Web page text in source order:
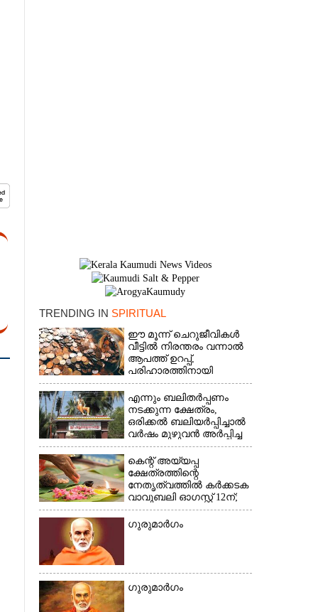
TRENDING IN SPIRITUAL
ഈ മൂന്ന് ചെറുജീവികൾ
വീട്ടിൽ നിരന്തരം വന്നാൽ
ആപത്ത് ഉറപ്പ്,​
പരിഹാരത്തിനായി
ചെയ്യേണ്ടത്
എന്നും ബലിതർപ്പണം
നടക്കുന്ന ക്ഷേത്രം,​
ഒരിക്കൽ ബലിയർപ്പിച്ചാൽ
വർഷം മുഴുവൻ അർപ്പിച്ച
പുണ്യം
കെന്റ് അയ്യപ്പ
ക്ഷേത്രത്തിന്റെ
നേതൃത്വത്തിൽ കർക്കടക
വാവുബലി ഓഗസ്റ്റ് 12ന്;
ഒരുക്കങ്ങൾ പൂർത്തിയായി
ഗുരുമാർഗം
ഗുരുമാർഗം
×